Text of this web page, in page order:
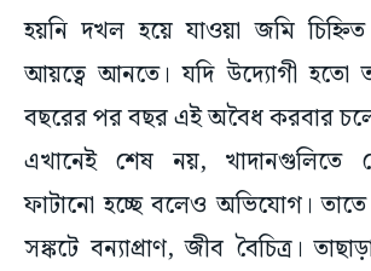
হয়নি দখল হয়ে যাওয়া জমি
আয়ত্বে আনতে। যদি উদ্যোগী হতো
বছরের পর বছর এই অবৈধ করবার
এখানেই শেষ নয়, খাদানগুলিতে
ফাটানো হচ্ছে বলেও অভিযোগ। তাতে
সঙ্কটে বন্যাপ্রাণ, জীব বৈচিত্র।